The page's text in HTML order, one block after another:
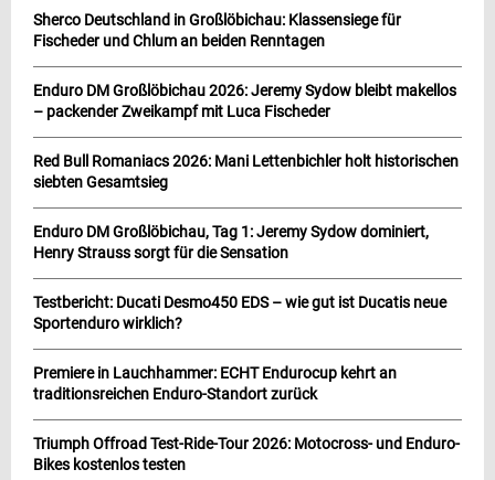
Sherco Deutschland in Großlöbichau: Klassensiege für
Fischeder und Chlum an beiden Renntagen
Enduro DM Großlöbichau 2026: Jeremy Sydow bleibt makellos
– packender Zweikampf mit Luca Fischeder
Red Bull Romaniacs 2026: Mani Lettenbichler holt historischen
siebten Gesamtsieg
Enduro DM Großlöbichau, Tag 1: Jeremy Sydow dominiert,
Henry Strauss sorgt für die Sensation
Testbericht: Ducati Desmo450 EDS – wie gut ist Ducatis neue
Sportenduro wirklich?
Premiere in Lauchhammer: ECHT Endurocup kehrt an
traditionsreichen Enduro-Standort zurück
Triumph Offroad Test-Ride-Tour 2026: Motocross- und Enduro-
Bikes kostenlos testen